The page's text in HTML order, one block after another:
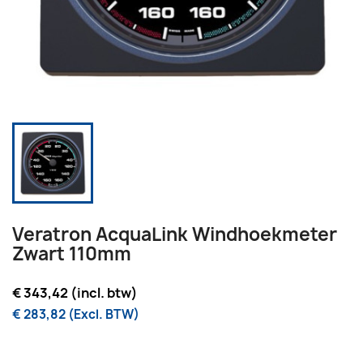
Veratron AcquaLink Windhoekmeter
Zwart 110mm
€ 343,42 (incl. btw)
€ 283,82 (Excl. BTW)